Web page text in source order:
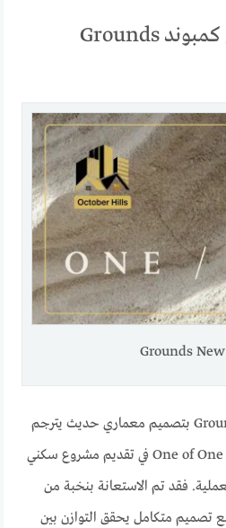
التصميم المعماري في كمبوند Grounds
Grounds
جاء كمبوند Grounds New Cairo بتصميم معماري حديث يترجم
رؤية شركة One of One Developments في تقديم مشروع سكني
فقد تم الاستعانة بنخبة من
تصميم متكامل يحقق التوازن بين